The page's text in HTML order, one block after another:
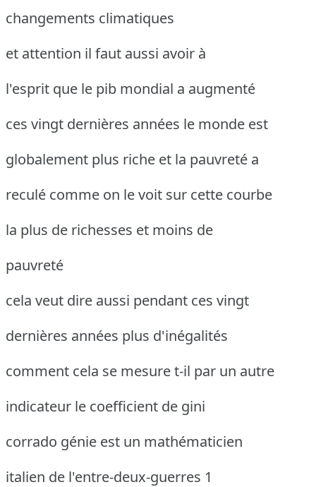
changements climatiques
et attention il faut aussi avoir à
l'esprit que le pib mondial a augmenté
ces vingt dernières années le monde est
globalement plus riche et la pauvreté a
reculé comme on le voit sur cette courbe
la plus de richesses et moins de
pauvreté
cela veut dire aussi pendant ces vingt
dernières années plus d'inégalités
comment cela se mesure t-il par un autre
indicateur le coefficient de gini
corrado génie est un mathématicien
italien de l'entre-deux-guerres 1